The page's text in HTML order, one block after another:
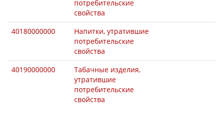
потребительские
свойства
40180000000
Напитки, утратившие
потребительские
свойства
40190000000
Табачные изделия,
утратившие
потребительские
свойства